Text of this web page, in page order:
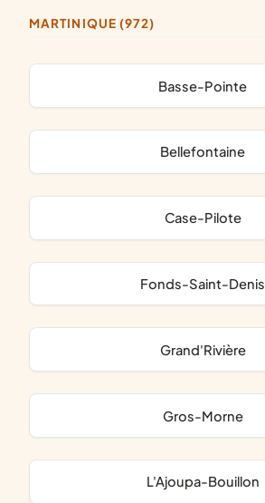
MARTINIQUE (972)
Basse-Pointe
Bellefontaine
Case-Pilote
Fonds-Saint-Denis
Grand'Rivière
Gros-Morne
L'Ajoupa-Bouillon